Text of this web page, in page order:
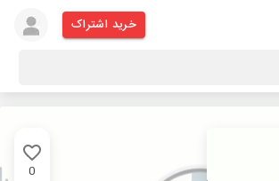
خرید اشتراک
0